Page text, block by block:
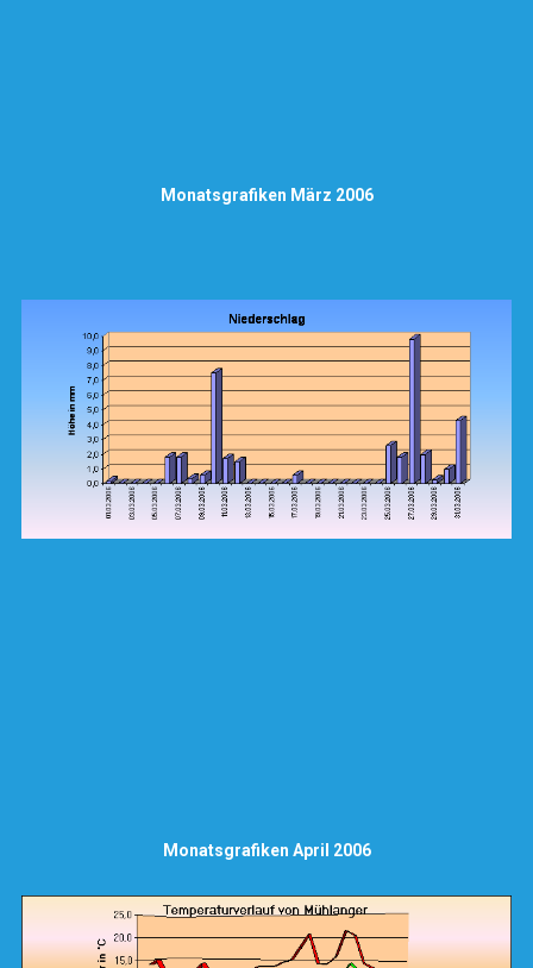
Monatsgrafiken März 2006
Monatsgrafiken April 2006